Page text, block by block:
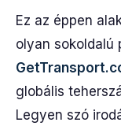
Ez az éppen
olyan sokoldalú
globális
Legyen szó